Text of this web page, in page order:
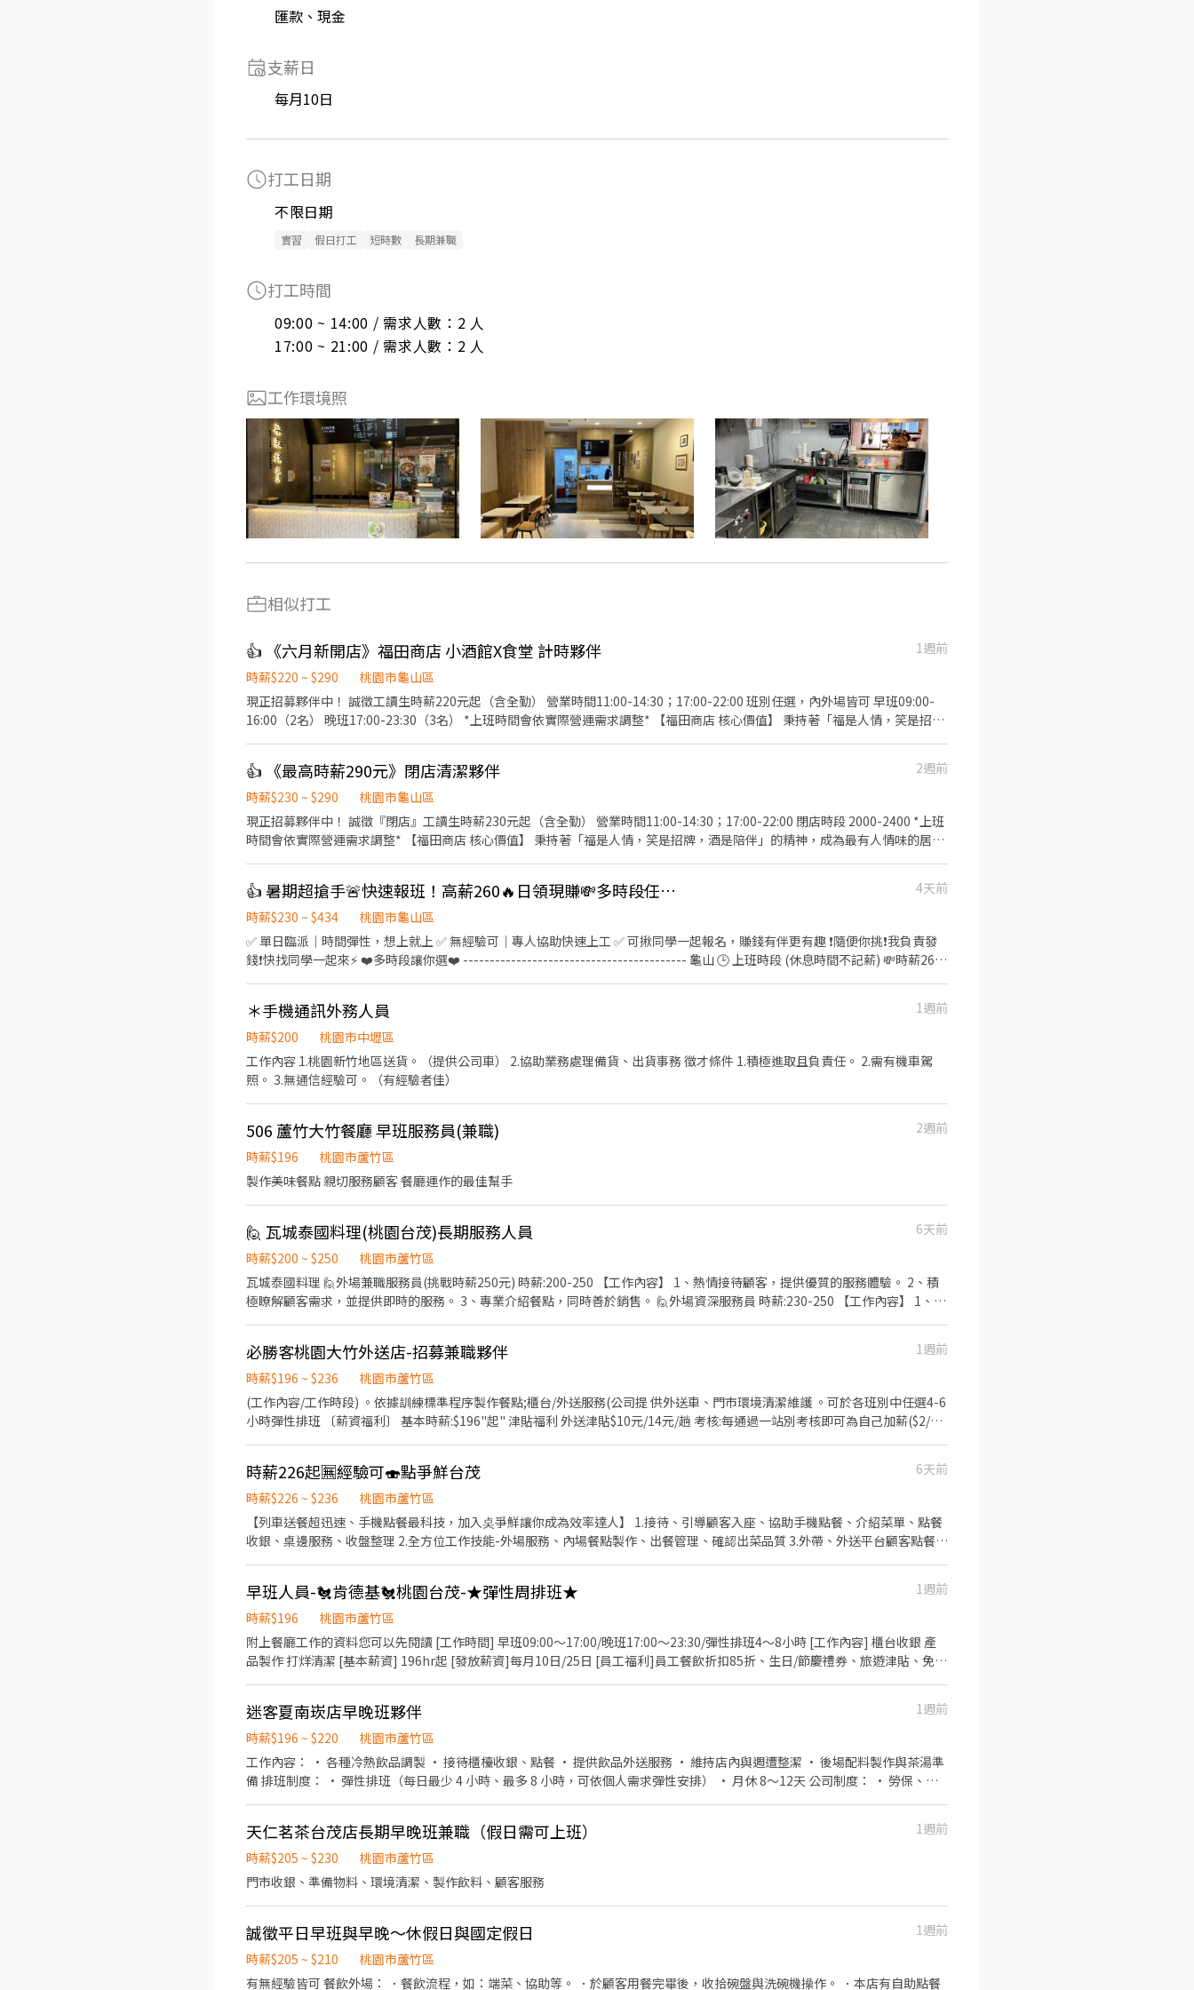
匯款、現金
支薪日
每月10日
打工日期
不限日期
實習 假日打工 短時數 長期兼職
打工時間
09:00 ~ 14:00 / 需求人數：2 人
17:00 ~ 21:00 / 需求人數：2 人
工作環境照
相似打工
👍 《六月新開店》福田商店 小酒館X食堂 計時夥伴
1週前
時薪$220 ~ $290
桃園市龜山區
現正招募夥伴中！ 誠徵工讀生時薪220元起（含全勤） 營業時間11:00-14:30；17:00-22:00 班別任選，內外場皆可 早班09:00-
16:00（2名） 晚班17:00-23:30（3名） *上班時間會依實際營運需求調整* 【福田商店 核心價值】 秉持著「福是人情，笑是招
員工供膳 ⑥不定期店鋪聚會、聚餐 【工作內容】 《外場》 門口接待/點餐結帳/菜單介紹/上菜介紹/環境整理/其他主管交辦事項
《內場》 餐點事前備料/餐點擺盤、出餐/食安衛生管理/店鋪庫存管理/熟記內場各餐點製作流程/其他主管交辦事項
👍 《最高時薪290元》閉店清潔夥伴
2週前
時薪$230 ~ $290
桃園市龜山區
現正招募夥伴中！ 誠徵『閉店』工讀生時薪230元起（含全勤） 營業時間11:00-14:30；17:00-22:00 閉店時段 2000-2400 *上班
時間會依實際營運需求調整* 【福田商店 核心價值】 秉持著「福是人情，笑是招牌，酒是陪伴」的精神，成為最有人情味的居酒
容】環境整理/其他主管交辦事項
👍 暑期超搶手🚨快速報班！高薪260🔥日領現賺💸多時段任選！
4天前
時薪$230 ~ $434
桃園市龜山區
✅ 單日臨派｜時間彈性，想上就上 ✅ 無經驗可｜專人協助快速上工 ✅ 可揪同學一起報名，賺錢有伴更有趣 ❗️隨便你挑❗️我負責發
錢❗️快找同學一起來⚡ ❤️多時段讓你選❤️ ------------------------------------------ 龜山 🕒 上班時段 (休息時間不記薪) 💸時薪260
午14班：14:00－23:00 工作內容: 簡單分貨＋包裹整理 工作地點： 📍地址: 桃園市龜山區頂湖二街
━━━━━━━━━━━━━━━━━━━━━ ⚡酷財神系列⚡單日津貼加碼250~600💸 🕒 上班時段 ▪ 早班：08:00 - 17:00｜時
薪 $210 ▪ 晚班：18:00 - 03:00｜時薪 $240 地址: 桃1📍桃園市大園區建國路 桃3📍桃園市大園區中山南路 桃4📍桃園市觀音區玉
林路一段 桃5📍桃園市觀音區寶倉街 桃6📍桃園市大園區航翔路 RC8📍桃園市楊梅區環東路 桃9📍桃園市大園區建國路 桃17📍桃
園市大園區開和路 ━━━━━━━━━━━━━━━━━━━━━ ❤️𝑳𝒊𝒏𝒆 𝑰𝑫：【@317tpzqd】明熙-Blue專員 加入後請留下您
的姓名+電話+職缺截圖 以便專員快速替你登記報班🙏 1對1專人為您服務😁 真心不騙 ⭕️免費諮詢 ❌無收取仲介費
＊手機通訊外務人員
1週前
時薪$200
桃園市中壢區
工作內容 1.桃園新竹地區送貨。（提供公司車） 2.協助業務處理備貨、出貨事務 徵才條件 1.積極進取且負責任。 2.需有機車駕
照。 3.無通信經驗可。（有經驗者佳）
506 蘆竹大竹餐廳 早班服務員(兼職)
2週前
時薪$196
桃園市蘆竹區
製作美味餐點 親切服務顧客 餐廳運作的最佳幫手
🙋 瓦城泰國料理(桃園台茂)長期服務人員
6天前
時薪$200 ~ $250
桃園市蘆竹區
瓦城泰國料理 🙋外場兼職服務員(挑戰時薪250元) 時薪:200-250 【工作內容】 1、熱情接待顧客，提供優質的服務體驗。 2、積
極瞭解顧客需求，並提供即時的服務。 3、專業介紹餐點，同時善於銷售。 🙋外場資深服務員 時薪:230-250 【工作內容】 1、為
薪 💰業績獎金制度，兼職也有~ 💰每學期都有3000元獎學金可以申請 🙋‍♂️瓦城桃園台茂店 ☎️03-321-1321 📌 桃園市蘆竹區南崁路
必勝客桃園大竹外送店-招募兼職夥伴
1週前
時薪$196 ~ $236
桃園市蘆竹區
(工作內容/工作時段) 。依據訓練標準程序製作餐點;櫃台/外送服務(公司提 供外送車、門市環境清潔維護 。可於各班別中任選4-6
小時彈性排班 〔薪資福利〕 基本時薪:$196"起" 津貼福利 外送津貼$10元/14元/趟 考核:每通過一站別考核即可為自己加薪($2/時
卷: 你生日我慶祝,生日當月我們提供你品牌禮卷 讓生日更有溫度 你過節我共歡,重要節慶我們提供你福利禮券 好好與家人歡慶 你
旅遊我贊助,每年職福會提供你旅遊津貼好 好享受幸福人生 詳細工作時間於面試時告知
時薪226起🈚️經驗可🍣點爭鮮台茂
6天前
時薪$226 ~ $236
桃園市蘆竹區
【列車送餐超迅速、手機點餐最科技，加入奌爭鮮讓你成為效率達人】 1.接待、引導顧客入座、協助手機點餐、介紹菜單、點餐
收銀、桌邊服務、收盤整理 2.全方位工作技能-外場服務、內場餐點製作、出餐管理、確認出菜品質 3.外帶、外送平台顧客點餐服
早班人員-🐔肯德基🐔桃園台茂-★彈性周排班★
1週前
時薪$196
桃園市蘆竹區
附上餐廳工作的資料您可以先閱讀 [工作時間] 早班09:00～17:00/晚班17:00～23:30/彈性排班4～8小時 [工作內容] 櫃台收銀 產
品製作 打烊清潔 [基本薪資] 196hr起 [發放薪資]每月10日/25日 [員工福利]員工餐飲折扣85折、生日/節慶禮券、旅遊津貼、免費
歡迎您加入肯德基桃園台茂大家
迷客夏南崁店早晚班夥伴
1週前
時薪$196 ~ $220
桃園市蘆竹區
工作內容： • 各種冷熱飲品調製 • 接待櫃檯收銀、點餐 • 提供飲品外送服務 • 維持店內與週遭整潔 • 後場配料製作與茶湯準
備 排班制度： • 彈性排班（每日最少 4 小時、最多 8 小時，可依個人需求彈性安排） • 月休 8～12天 公司制度： • 勞保、健
天仁茗茶台茂店長期早晚班兼職（假日需可上班）
1週前
時薪$205 ~ $230
桃園市蘆竹區
門市收銀、準備物料、環境清潔、製作飲料、顧客服務
誠徵平日早班與早晚～休假日與國定假日
1週前
時薪$205 ~ $210
桃園市蘆竹區
有無經驗皆可 餐飲外場： ．餐飲流程，如：端菜、協助等。 ．於顧客用餐完畢後，收拾碗盤與洗碗機操作。 ．本店有自助點餐